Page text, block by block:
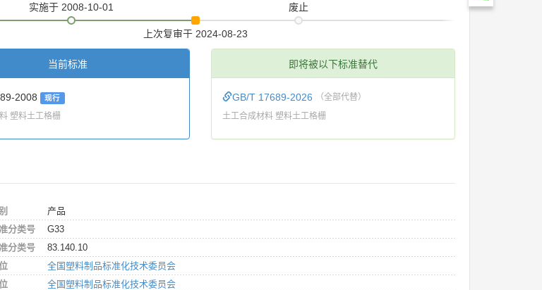
实施于 2008-10-01
上次复审于 2024-08-23
废止
当前标准
2008 现行
塑料土工格栅
即将被以下标准替代
GB/T 17689-2026 （全部代替）
土工合成材料 塑料土工格栅
产品
分类号
G33
分类号
83.140.10
全国塑料制品标准化技术委员会
全国塑料制品标准化技术委员会